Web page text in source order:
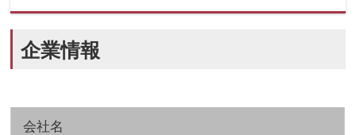
企業情報
会社名